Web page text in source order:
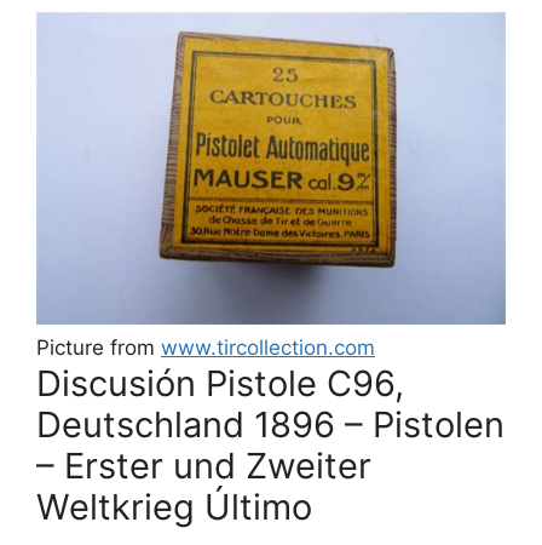
Picture from www.tircollection.com
Discusión Pistole C96,
Deutschland 1896 – Pistolen
– Erster und Zweiter
Weltkrieg Último